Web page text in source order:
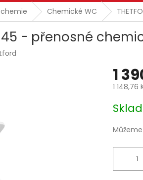
Chemické WC
- přenosné
1
1 148,76
cena: